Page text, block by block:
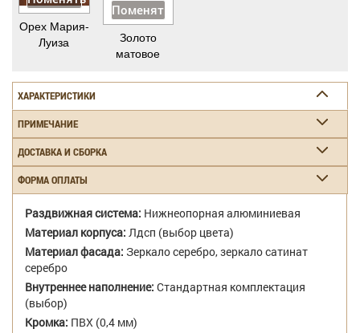
Орех Мария-
Луиза
Поменять
Золото
матовое
ХАРАКТЕРИСТИКИ
ПРИМЕЧАНИЕ
ДОСТАВКА И СБОРКА
ФОРМА ОПЛАТЫ
Раздвижная система: Нижнеопорная алюминиевая
Материал корпуса: Лдсп (выбор цвета)
Материал фасада: Зеркало серебро, зеркало сатинат
серебро
Внутреннее наполнение: Стандартная комплектация
(выбор)
Кромка: ПВХ (0,4 мм)